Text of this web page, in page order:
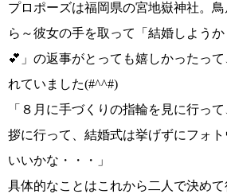
プロポーズは福岡県の宮地嶽神社。
ら～彼女の手を取って
「結婚しようか
💕」 の返事がとっても嬉しかったっ
れていました(#^^#)
「８月に手づくりの指輪を見に行っ
拶に行って、結婚式は挙げずにフォ
いいかな・・・」
具体的なことはこれから二人で決め